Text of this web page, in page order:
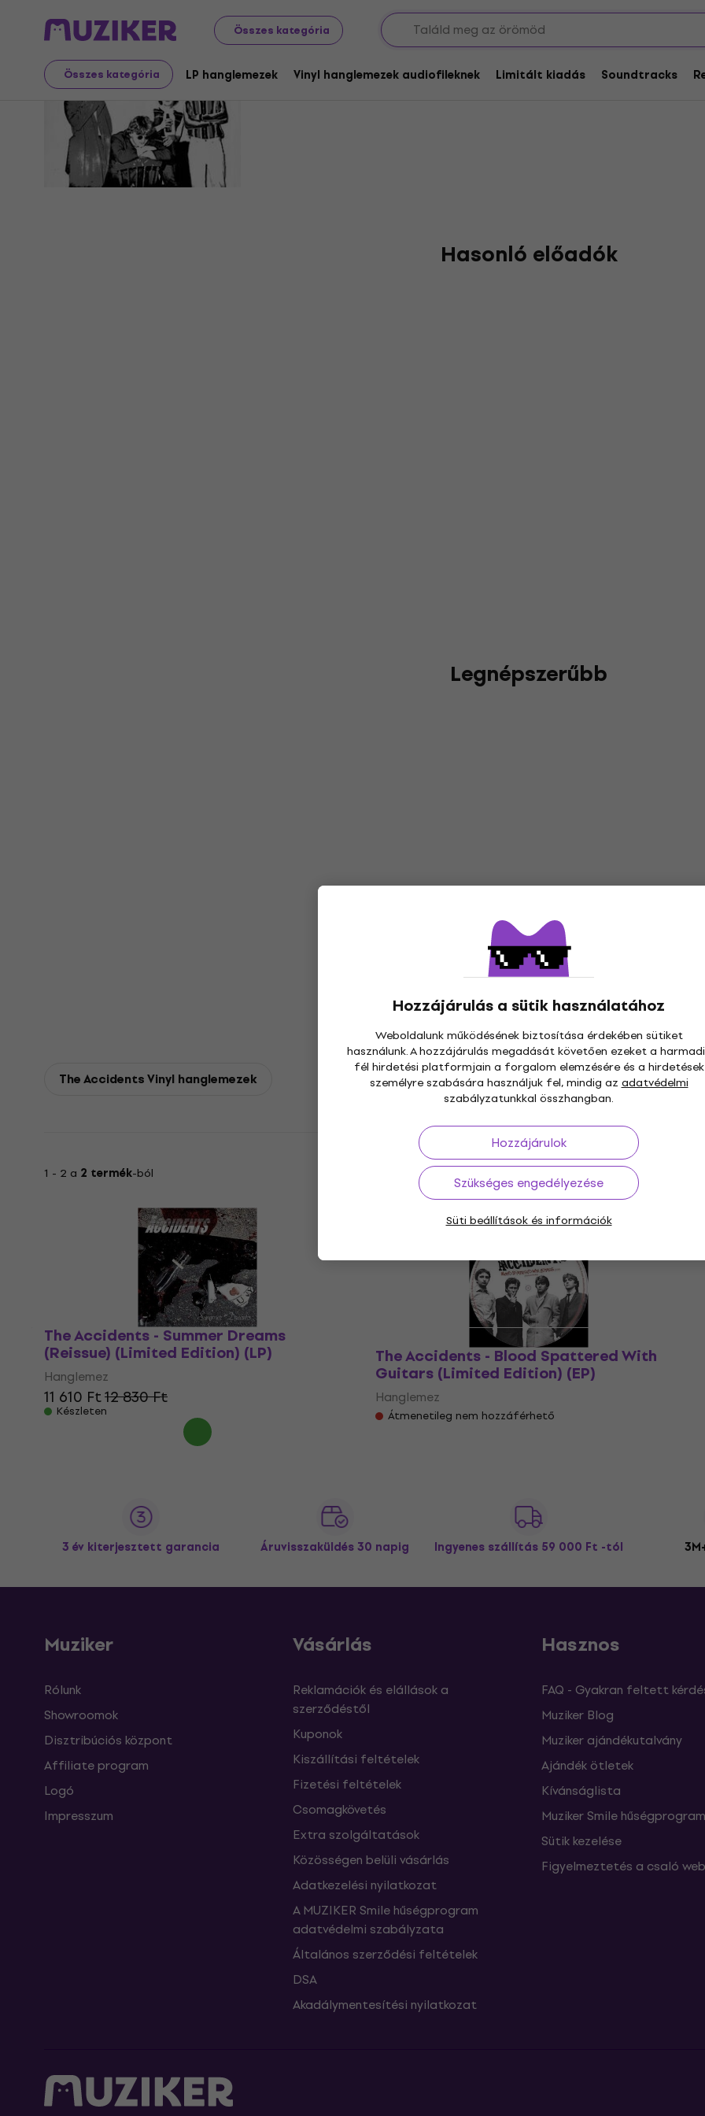
Összes kategória
Összes kategória LP hanglemezek Vinyl hanglemezek audiofileknek Limitált kiadás Soundtracks
Hozzájárulás a sütik használatához
Weboldalunk működésének biztosítása érdekében sütiket
használunk. A hozzájárulás megadását követően ezeket a
fél hirdetési platformjain a forgalom elemzésére és a hirdetések
személyre szabására használjuk fel, mindig az adatvédelmi
szabályzatunkkal összhangban.
Hozzájárulok
Szükséges engedélyezése
Süti beállítások és információk
The Accidents
Hasonló előadók
Legnépszerűbb
The Accidents Vinyl hanglemezek
1 - 2 a 2 termék-ból
The Accidents - Summer Dreams
(Reissue) (Limited Edition) (LP)
Hanglemez
11 610 Ft12 830 Ft
Készleten
Átmenetileg nem hozzáférhető
The Accidents - Blood Spattered With
Guitars (Limited Edition) (EP)
Hanglemez
Átmenetileg nem hozzáférhető
3 év kiterjesztett garancia Áruvisszaküldés 30 napig Ingyenes szállítás 59 000 Ft -tól
Muziker
Rólunk
Showroomok
Disztribúciós központ
Affiliate program
Logó
Impresszum
Vásárlás
Reklamációk és elállások a
szerződéstől
Kuponok
Kiszállítási feltételek
Fizetési feltételek
Csomagkövetés
Extra szolgáltatások
Közösségen belüli vásárlás
Adatkezelési nyilatkozat
A MUZIKER Smile hűségprogram
adatvédelmi szabályzata
Általános szerződési feltételek
DSA
Akadálymentesítési nyilatkozat
Hasznos
FAQ - Gyakran feltett
Muziker Blog
Muziker ajándékutalvány
Ajándék ötletek
Kívánságlista
Muziker Smile hűségprogram
Sütik kezelése
Figyelmeztetés a csaló